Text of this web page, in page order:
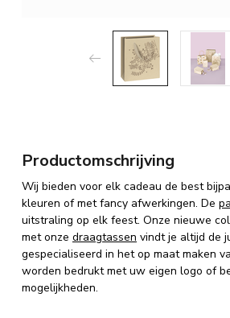
Productomschrijving
Wij bieden voor elk cadeau de best
kleuren of met fancy afwerkingen. De
uitstraling op elk feest. Onze nieuwe
met onze draagtassen vindt je altijd de
gespecialiseerd in het op maat maken
worden bedrukt met uw eigen logo of
mogelijkheden.